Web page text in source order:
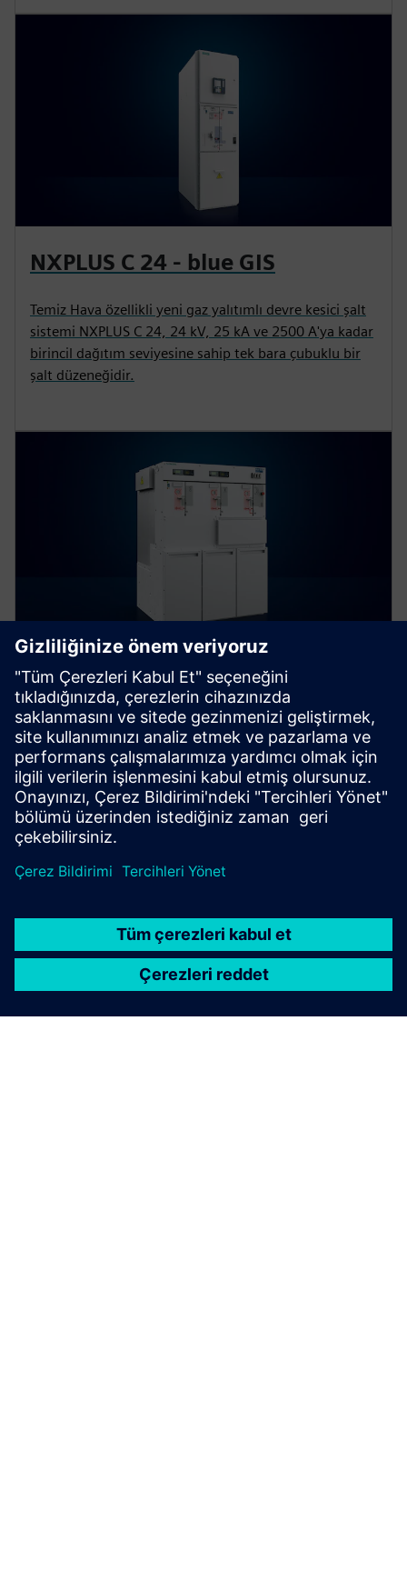
NXPLUS C 24 - blue GIS
Temiz Hava özellikli yeni gaz yalıtımlı devre kesici şalt
sistemi NXPLUS C 24, 24 kV, 25 kA ve 2500 A'ya kadar
birincil dağıtım seviyesine sahip tek bara çubuklu bir
şalt düzeneğidir.
8DJH 24 - mavi CBS
Siemens 8DJH24 mavi GIS, kanıtlanmış 8DJH şalt
sistemi ailesini sürdürülebilir, çevre dostu orta gerilim
çözümleriyle genişletiyor.